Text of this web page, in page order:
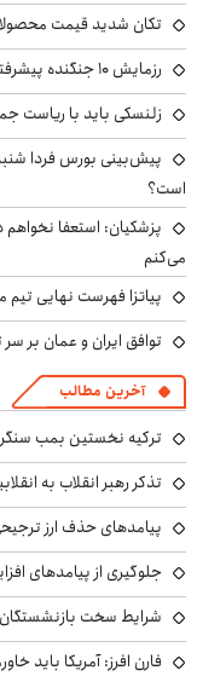
تکان شدید قیمت محصولات
رزمایش ۱۰ جنگنده پیشرفته روسیه بر فراز اروپای مرکزی با مهمات واقعی
زلنسکی باید با ریاست
است؟
پزشکیان: استعفا
می‌کنم
پیاتزا فهرست نهایی تیم
توافق ایران و عمان بر
آخرین مطالب
ترکیه نخستین بمب
تذکر رهبر انقلاب به
پیامدهای حذف ارز
جلوگیری از پیامدهای
شرایط سخت
فارن افرز: آمریکا باید